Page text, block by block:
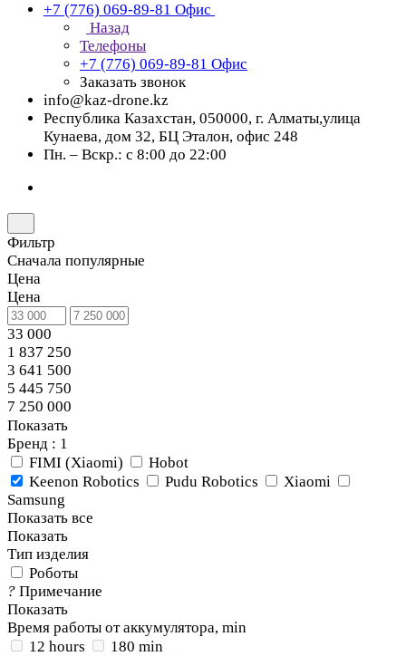
+7 (776) 069-89-81 Офис
Назад
Телефоны
+7 (776) 069-89-81 Офис
Заказать звонок
info@kaz-drone.kz
Республика Казахстан, 050000, г. Алматы,улица
Кунаева, дом 32, БЦ Эталон, офис 248
Пн. – Вскр.: с 8:00 до 22:00
Фильтр
Сначала популярные
Цена
Цена
33 000
1 837 250
3 641 500
5 445 750
7 250 000
Показать
Бренд : 1
FIMI (Xiaomi)
Hobot
Keenon Robotics
Pudu Robotics
Xiaomi
Samsung
Показать все
Показать
Тип изделия
Роботы
? Примечание
Показать
Время работы от аккумулятора, min
12 hours
180 min